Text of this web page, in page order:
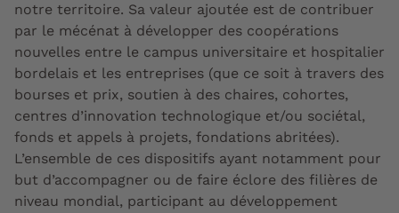
notre territoire. Sa valeur ajoutée est de contribuer
par le mécénat à développer des coopérations
nouvelles entre le campus universitaire et hospitalier
bordelais et les entreprises (que ce soit à travers des
bourses et prix, soutien à des chaires, cohortes,
centres d’innovation technologique et/ou sociétal,
fonds et appels à projets, fondations abritées).
L’ensemble de ces dispositifs ayant notamment pour
but d’accompagner ou de faire éclore des filières de
niveau mondial, participant au développement